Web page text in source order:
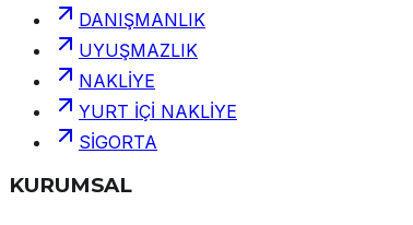
DANIŞMANLIK
UYUŞMAZLIK
NAKLİYE
YURT İÇİ NAKLİYE
SİGORTA
KURUMSAL